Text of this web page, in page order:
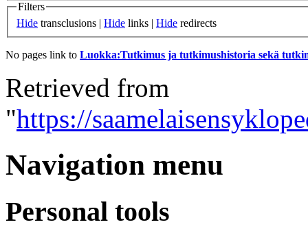
Filters
Hide transclusions | Hide links | Hide redirects
No pages link to Luokka:Tutkimus ja tutkimushistoria sekä
Retrieved from
"https://
Navigation menu
Personal tools